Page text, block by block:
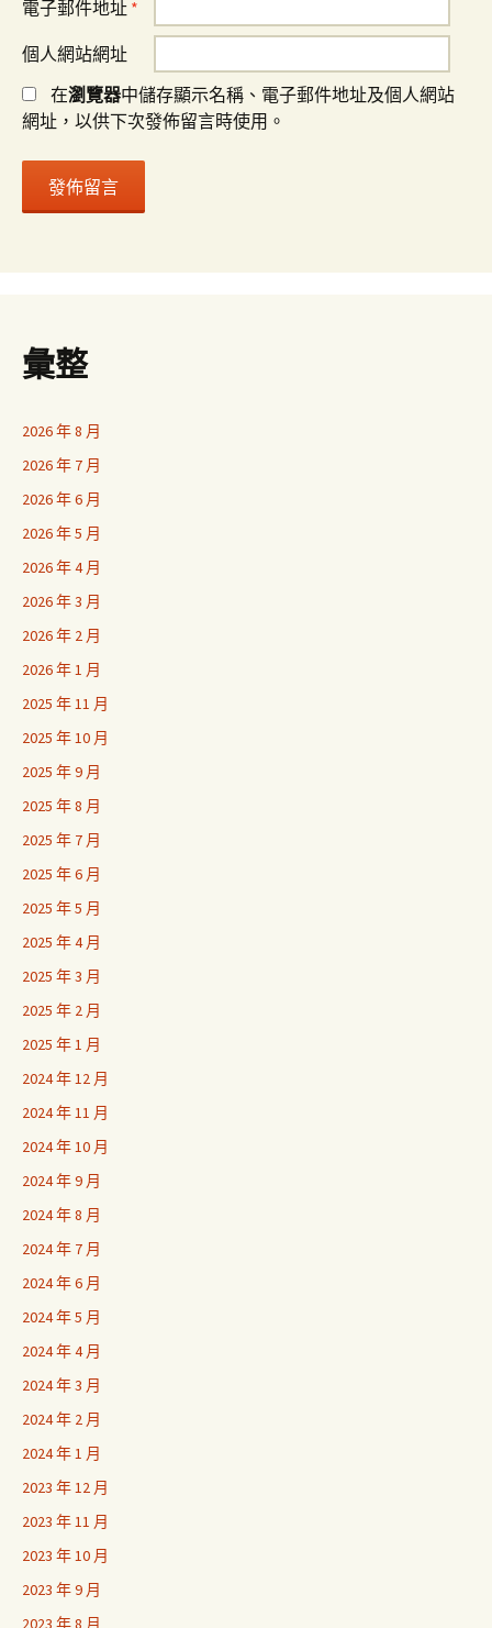
電子郵件地址 *
個人網站網址
在瀏覽器中儲存顯示名稱、電子郵件地址及個人網站
網址，以供下次發佈留言時使用。
彙整
2026 年 8 月
2026 年 7 月
2026 年 6 月
2026 年 5 月
2026 年 4 月
2026 年 3 月
2026 年 2 月
2026 年 1 月
2025 年 11 月
2025 年 10 月
2025 年 9 月
2025 年 8 月
2025 年 7 月
2025 年 6 月
2025 年 5 月
2025 年 4 月
2025 年 3 月
2025 年 2 月
2025 年 1 月
2024 年 12 月
2024 年 11 月
2024 年 10 月
2024 年 9 月
2024 年 8 月
2024 年 7 月
2024 年 6 月
2024 年 5 月
2024 年 4 月
2024 年 3 月
2024 年 2 月
2024 年 1 月
2023 年 12 月
2023 年 11 月
2023 年 10 月
2023 年 9 月
2023 年 8 月